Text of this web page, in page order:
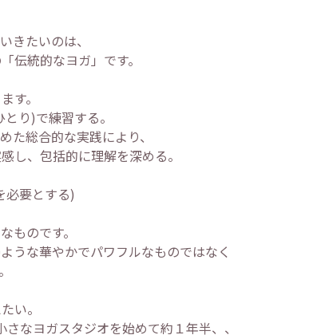
きたいのは、
伝統的なヨガ」です。
す。
り)で練習する。
た総合的な実践により、
し、包括的に理解を深める。
要とする)
ものです。
うな華やかでパワフルなものではなく
い。
なヨガスタジオを始めて約１年半、、